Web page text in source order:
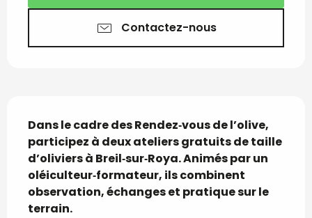
Contactez-nous
Description
Dans le cadre des Rendez‑vous de l’olive,
participez à deux ateliers gratuits de taille
d’oliviers à Breil‑sur‑Roya. Animés par un
oléiculteur‑formateur, ils combinent
observation, échanges et pratique sur le
terrain.